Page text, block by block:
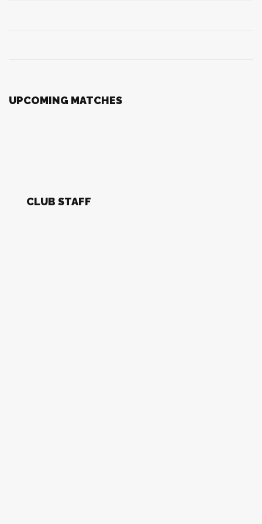
UPCOMING MATCHES
CLUB STAFF